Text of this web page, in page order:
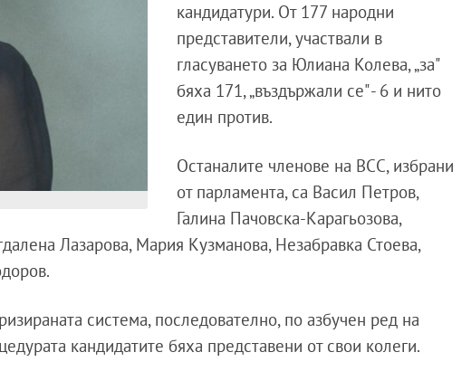
кандидатури. От 177 народни
представители, участвали в
гласуването за Юлиана Колева, „за"
бяха 171, „въздържали се" - 6 и нито
един против.
Останалите членове на ВСС, избрани
от парламента, са Васил Петров,
Галина Пачовска-Карагьозова,
Лазарова, Мария Кузманова, Незабравка Стоева,
система, последователно, по азбучен ред на
кандидатите бяха представени от свои колеги.